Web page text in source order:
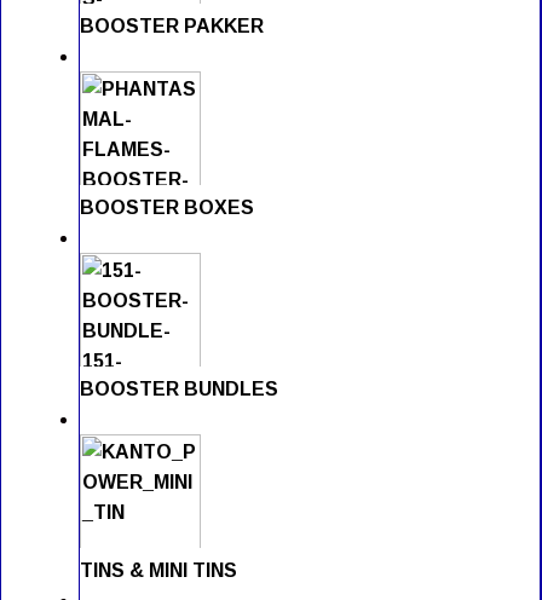
BOOSTER PAKKER
BOOSTER BOXES
BOOSTER BUNDLES
TINS & MINI TINS